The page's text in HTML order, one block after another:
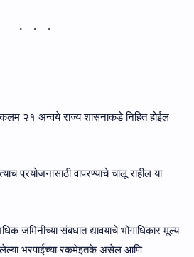
कलम २१ अन्वये राज्य शासनाकडे निहित होईल
प्रयोजनासाठी वापरण्याचे चालू राहील या
जमिनीच्या संबंधात द्यावयाचे भोगाधिकार मूल्य
भरपाईच्या रकमेइतके असेल आणि